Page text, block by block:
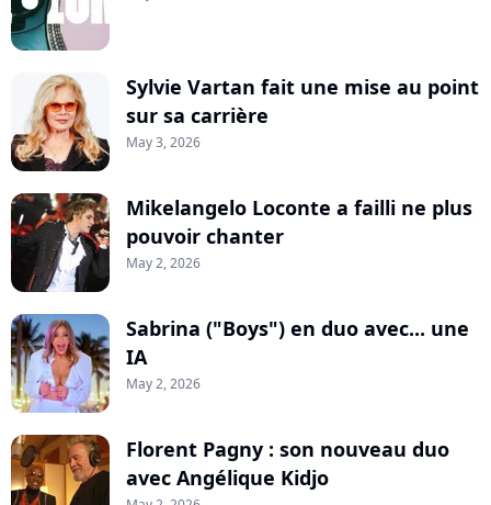
Sylvie Vartan fait une mise au point
sur sa carrière
May 3, 2026
Mikelangelo Loconte a failli ne plus
pouvoir chanter
May 2, 2026
Sabrina ("Boys") en duo avec... une
IA
May 2, 2026
Florent Pagny : son nouveau duo
avec Angélique Kidjo